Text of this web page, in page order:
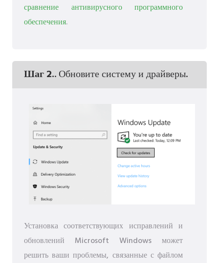
сравнение антивирусного программного
обеспечения.
Шаг 2.. Обновите систему и драйверы.
Установка соответствующих исправлений и
обновлений Microsoft Windows может
решить ваши проблемы, связанные с файлом